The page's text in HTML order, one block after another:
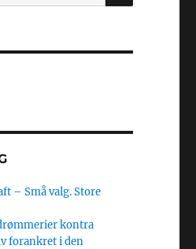
– Små valg. Store
kontra
forankret i den